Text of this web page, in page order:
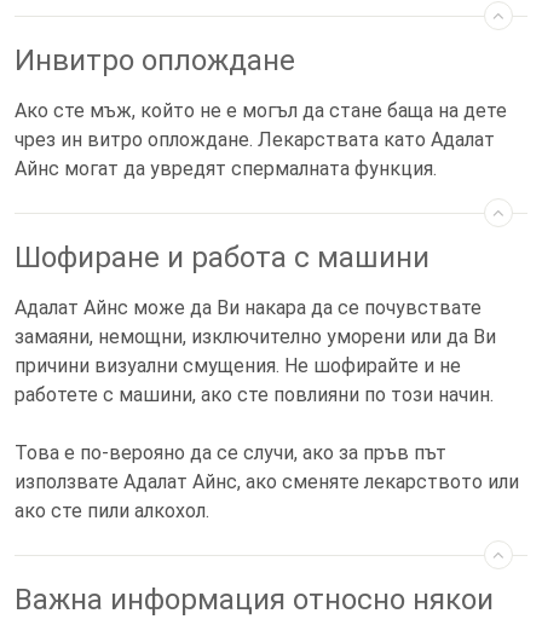
Инвитро оплождане
Ако сте мъж, който не е могъл да стане баща на дете
чрез ин витро оплождане. Лекарствата като Адалат
Айнс могат да увредят спермалната функция.
Шофиране и работа с машини
Адалат Айнс може да Ви накара да се почувствате
замаяни, немощни, изключително уморени или да Ви
причини визуални смущения. Не шофирайте и не
работете с машини, ако сте повлияни по този начин.
Това е по-верояно да се случи, ако за пръв път
използвате Адалат Айнс, ако сменяте лекарството или
ако сте пили алкохол.
Важна информация относно някои